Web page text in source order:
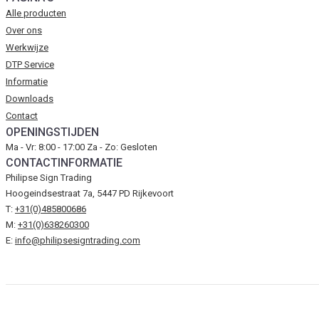
Alle producten
Over ons
Werkwijze
DTP Service
Informatie
Downloads
Contact
OPENINGSTIJDEN
Ma - Vr: 8:00 - 17:00 Za - Zo: Gesloten
CONTACTINFORMATIE
Philipse Sign Trading
Hoogeindsestraat 7a, 5447 PD Rijkevoort
T: +31(0)485800686
M: +31(0)638260300
E: info@philipsesigntrading.com